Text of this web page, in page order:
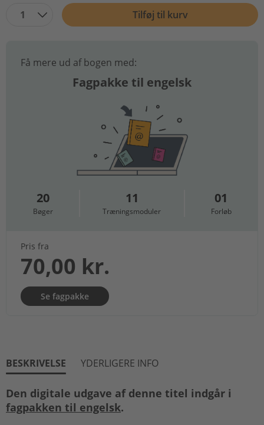
1 Tilføj til kurv
Få mere ud af bogen med:
Fagpakke til engelsk
20
Bøger
11
Træningsmoduler
01
Forløb
Pris fra
70,00 kr.
Se fagpakke
BESKRIVELSE YDERLIGERE INFO
Den digitale udgave af denne titel indgår i
fagpakken til engelsk.